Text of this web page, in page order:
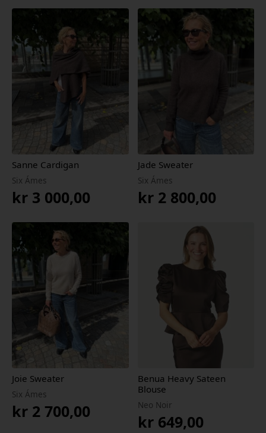
Sanne Cardigan
Six Ámes
kr 3 000,00
Jade Sweater
Six Ámes
kr2 800,00
Joie Sweater
Six Ámes
kr 2 700,00
Benua Heavy Sateen
Blouse
Neo Noir
kr649,00